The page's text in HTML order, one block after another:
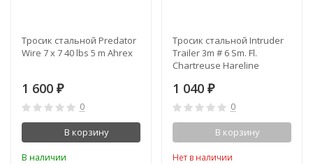
Тросик стальной Predator
Wire 7 x 7 40 lbs 5 m Ahrex
1 600 ₽
0
В корзину
В наличии
Тросик стальной Intruder
Trailer 3m # 6 Sm. Fl.
Chartreuse Hareline
1 040 ₽
0
В корзину
Нет в наличии